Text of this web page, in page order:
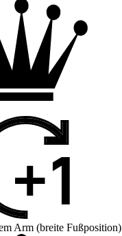
Arm (breite Fußposition)